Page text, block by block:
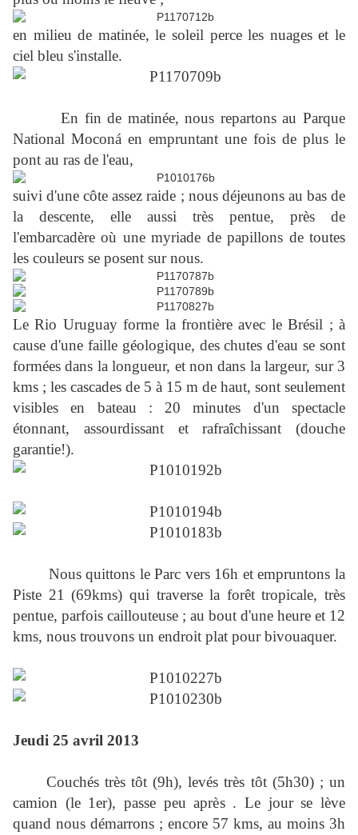
en milieu de matinée, le soleil perce les nuages et le
ciel bleu s'installe.
En fin de matinée, nous repartons au Parque
National Moconá en empruntant une fois de plus le
pont au ras de l'eau,
suivi d'une côte assez raide ; nous déjeunons au bas de
la descente, elle aussi très pentue, près de
l'embarcadère où une myriade de papillons de toutes
les couleurs se posent sur nous.
Le Rio Uruguay forme la frontière avec le Brésil ; à
cause d'une faille géologique, des chutes d'eau se sont
formées dans la longueur, et non dans la largeur, sur 3
kms ; les cascades de 5 à 15 m de haut, sont seulement
visibles en bateau : 20 minutes d'un spectacle
étonnant, assourdissant et rafraîchissant (douche
garantie!).
Nous quittons le Parc vers 16h et empruntons la
Piste 21 (69kms) qui traverse la forêt tropicale, très
pentue, parfois caillouteuse ; au bout d'une heure et 12
kms, nous trouvons un endroit plat pour bivouaquer.
Jeudi 25 avril 2013
Couchés très tôt (9h), levés très tôt (5h30) ; un
camion (le 1er), passe peu après . Le jour se lève
quand nous démarrons ; encore 57 kms, au moins 3h